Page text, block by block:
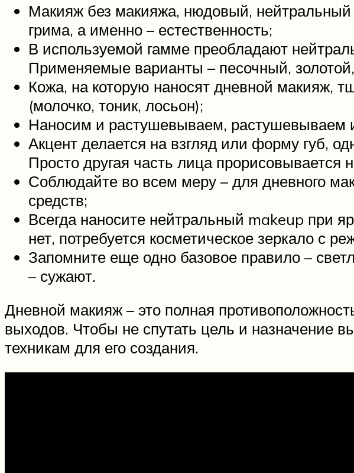
Макияж без макияжа, нюдовый, нейтральный
грима, а именно – естественность;
В используемой гамме преобладают
Применяемые варианты – песочный,
Кожа, на которую наносят дневной макияж,
(молочко, тоник, лосьон);
Наносим и растушевываем, растушевываем
Акцент делается на взгляд или форму губ,
Просто другая часть лица прорисовывается
Соблюдайте во всем меру – для дневного
средств;
Всегда наносите нейтральный makeup при
нет, потребуется косметическое зеркало с
Запомните еще одно базовое правило –
– сужают.
Дневной макияж – это полная
выходов. Чтобы не спутать цель и назначение
техникам для его создания.